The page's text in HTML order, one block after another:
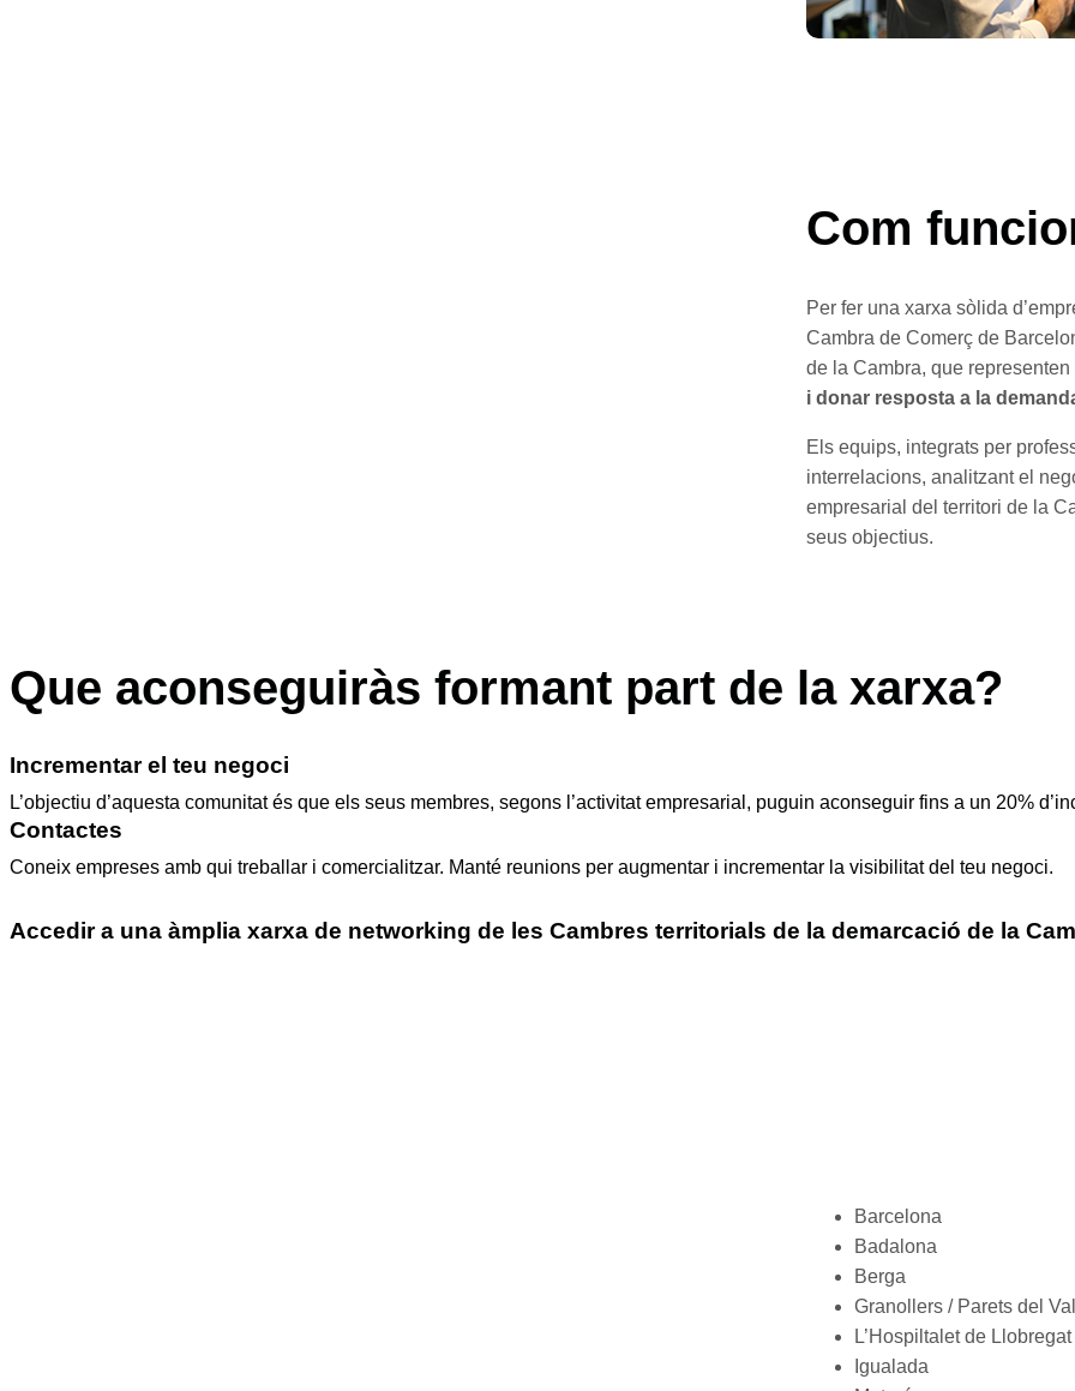
Com
Per fer una xarxa sòlida
Cambra de Comerç de
de la Cambra, que representen
i donar resposta a la
Els equips, integrats per
interrelacions, analitzant el
empresarial del territori de la
seus objectius.
Que aconseguiràs formant part de la xarxa?
Incrementar el teu negoci
L’objectiu d’aquesta comunitat és que els seus membres, segons l’activitat empresarial, puguin aconseguir fins a un 20%
Contactes
Coneix empreses amb qui treballar i comercialitzar. Manté reunions per augmentar i incrementar la visibilitat del teu negoci.
Accedir a una àmplia xarxa de networking de les Cambres territorials de la demarcació de la
Barcelona
Badalona
Berga
Granollers / Parets del
L’Hospiltalet de Llobregat
Igualada